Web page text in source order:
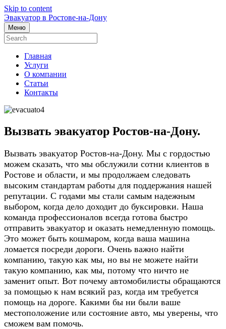
Skip to content
Эвакуатор в Ростове-на-Дону
Меню
Главная
Услуги
О компании
Статьи
Контакты
Вызвать эвакуатор Ростов-на-Дону.
Вызвать эвакуатор Ростов-на-Дону. Мы с гордостью
можем сказать, что мы обслужили сотни клиентов в
Ростове и области, и мы продолжаем следовать
высоким стандартам работы для поддержания нашей
репутации. С годами мы стали самым надежным
выбором, когда дело доходит до буксировки. Наша
команда профессионалов всегда готова быстро
отправить эвакуатор и оказать немедленную помощь.
Это может быть кошмаром, когда ваша машина
ломается посреди дороги. Очень важно найти
компанию, такую как мы, но вы не можете найти
такую компанию, как мы, потому что ничто не
заменит опыт. Вот почему автомобилисты обращаются
за помощью к нам всякий раз, когда им требуется
помощь на дороге. Какими бы ни были ваше
местоположение или состояние авто, мы уверены, что
сможем вам помочь.